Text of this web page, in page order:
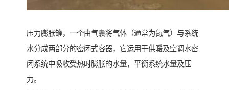
压力膨胀罐，一个由气囊将气体（通常为氮气）与系统
水分成两部分的密闭式容器，它运用于供暖及空调水密
闭系统中吸收受热时膨胀的水量，平衡系统水量及压
力。